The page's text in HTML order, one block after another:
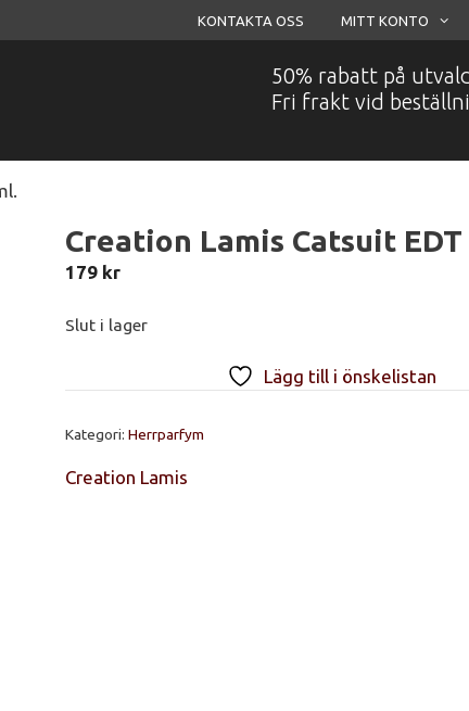
KONTAKTA OSS MITT KONTO
50% rabatt på
Fri frakt vid
Creation Lamis Catsuit
179 kr
Slut i lager
Lägg till i önskelistan
Kategori: Herrparfym
Creation Lamis